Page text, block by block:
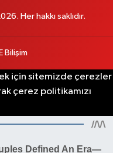
Her hakkı saklıdır.
Bilişim
için sitemizde çerezler
çerez politikamızı